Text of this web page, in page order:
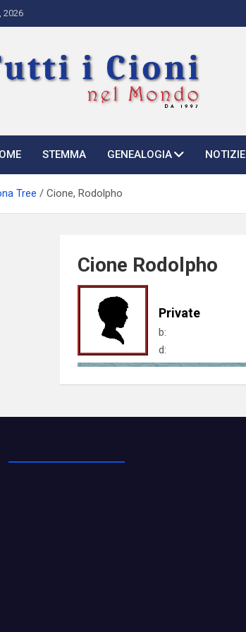
2026
nel Mondo
STEMMA GENEALOGIA NOTIZIE
Tree Cione, Rodolpho
Cione Rodolpho
Private
b:
d: